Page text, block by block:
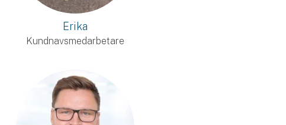
Erika
Kundnavsmedarbetare